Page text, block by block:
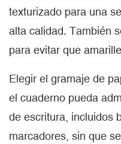
texturizado para una
alta calidad. También
para evitar que
Elegir el gramaje de
el cuaderno pueda
de escritura, incluidos
marcadores, sin que